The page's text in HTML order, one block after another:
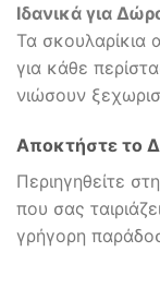
Ιδανικά για
Τα σκουλαρίκια
για κάθε
νιώσουν
Αποκτήστε το
Περιηγηθείτε
που σας
γρήγορη